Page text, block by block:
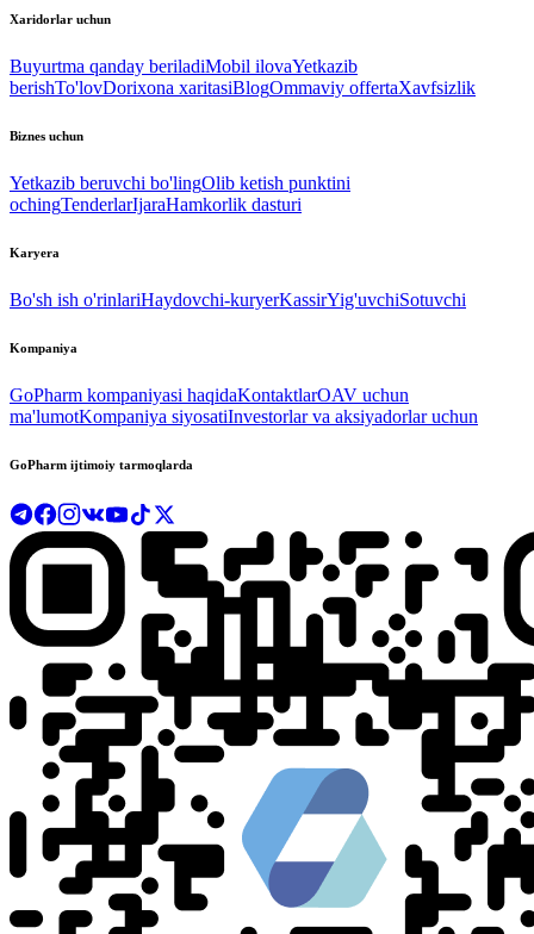
Xaridorlar uchun
Buyurtma qanday beriladiMobil ilovaYetkazib
berishTo'lovDorixona xaritasiBlogOmmaviy offertaXavfsizlik
Biznes uchun
Yetkazib beruvchi bo'lingOlib ketish punktini
ochingTenderlarIjaraHamkorlik dasturi
Karyera
Bo'sh ish o'rinlariHaydovchi-kuryerKassirYig'uvchiSotuvchi
Kompaniya
GoPharm kompaniyasi haqidaKontaktlarOAV uchun
ma'lumotKompaniya siyosatiInvestorlar va aksiyadorlar uchun
GoPharm ijtimoiy tarmoqlarda